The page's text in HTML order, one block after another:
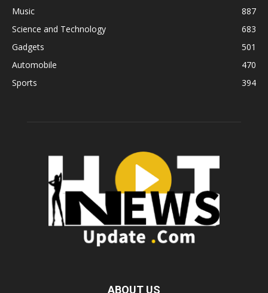
Music
887
Science and Technology
683
Gadgets
501
Automobile
470
Sports
394
ABOUT US